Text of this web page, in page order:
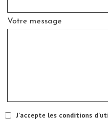
Votre message
J'accepte les conditions